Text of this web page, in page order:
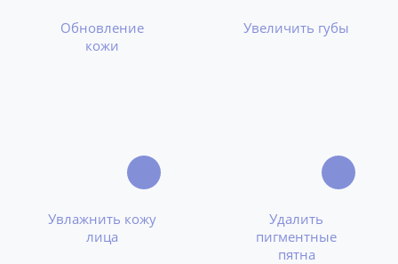
Обновление
кожи
Увеличить губы
Увлажнить кожу
лица
Удалить
пигментные
пятна